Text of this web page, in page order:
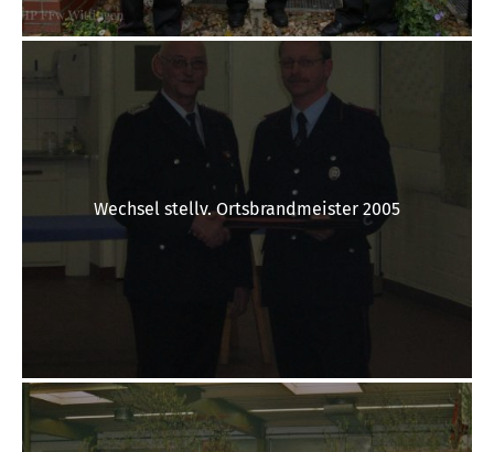
Wechsel stellv. Ortsbrandmeister 2005